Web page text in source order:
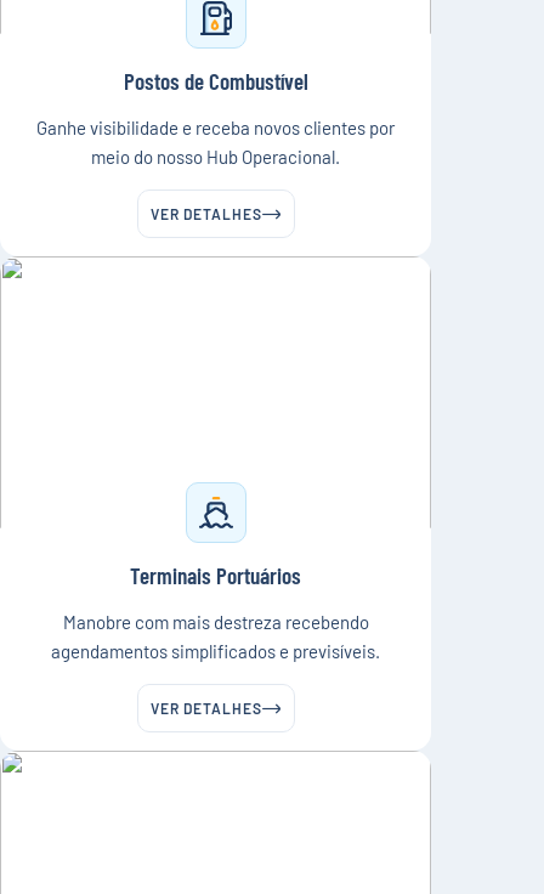
Postos de Combustível
Ganhe visibilidade e receba novos clientes por
meio do nosso Hub Operacional.
VER DETALHES
Terminais Portuários
Manobre com mais destreza recebendo
agendamentos simplificados e previsíveis.
VER DETALHES